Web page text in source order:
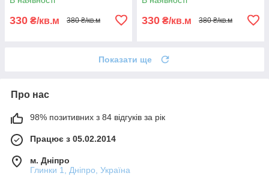
330 ₴/кв.м 380 ₴/кв.м 330 ₴/кв.м 380 ₴/кв.м
Показати ще
Про нас
98% позитивних з 84 відгуків за рік
Працює з 05.02.2014
м. Дніпро
Глинки 1, Дніпро, Україна